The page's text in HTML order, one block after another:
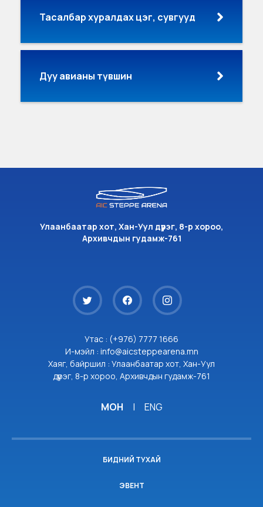
Тасалбар хуралдах цэг, сувгууд
Дуу авианы түвшин
Улаанбаатар хот, Хан-Уул дүүрэг, 8-р хороо,
Архивчдын гудамж-761
Утас : (+976) 7777 1666
И-мэйл : info@aicsteppearena.mn
Хаяг, байршил : Улаанбаатар хот, Хан-Уул
дүүрэг, 8-р хороо, Архивчдын гудамж-761
МОН | ENG
БИДНИЙ ТУХАЙ
ЭВЕНТ